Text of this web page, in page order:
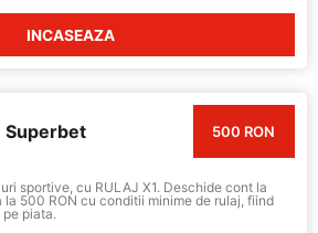
INCASEAZA
Superbet 500 RON
sportive, cu RULAJ X1. Deschide cont la
la 500 RON cu conditii minime de rulaj, fiind
piata.